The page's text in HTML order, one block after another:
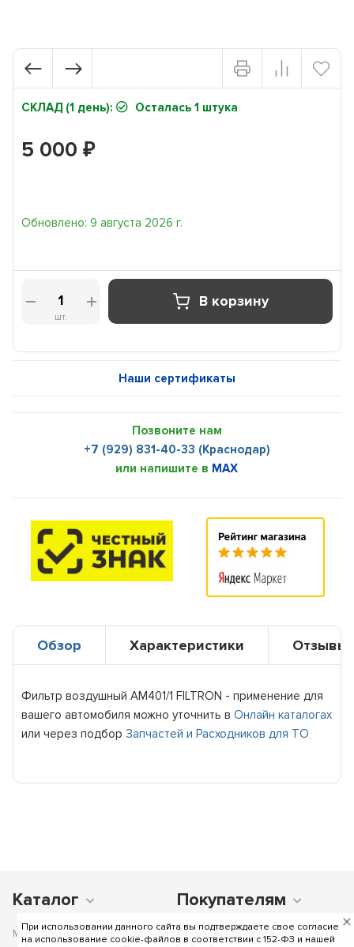
При использовании данного сайта вы подтверждаете свое согласие
на использование cookie-файлов в соответствии c 152-ФЗ и нашей
СКЛАД (1 день): Осталась 1 штука
5 000₽
Обновлено: 9 августа 2026 г.
шт.
В корзину
Наши сертификаты
Позвоните нам
+7 (929) 831-40-33 (Краснодар)
или напишите в MAX
Обзор Характеристики Отзывы
Фильтр воздушный AM401/1 FILTRON - применение для
вашего автомобиля можно уточнить вОнлайн каталогах
или через подбор Запчастей и Расходников для ТО
Каталог Покупателям
Мы получаем и обрабатываем персональные данные посетителей